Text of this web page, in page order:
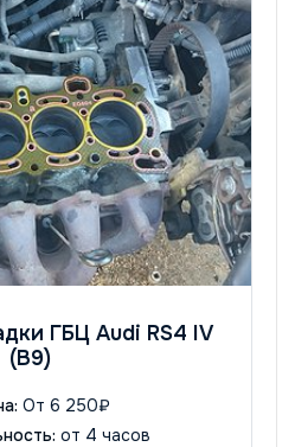
ГБЦ Audi RS4 IV
(B9)
От 6 250₽
от 4 часов